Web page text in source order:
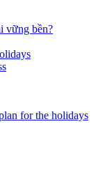
vững bền?
for the holidays